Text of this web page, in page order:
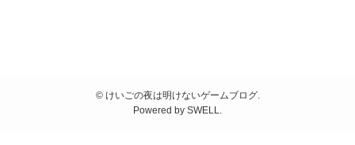
©けいごの夜は明けないゲームブログ.
Powered by SWELL